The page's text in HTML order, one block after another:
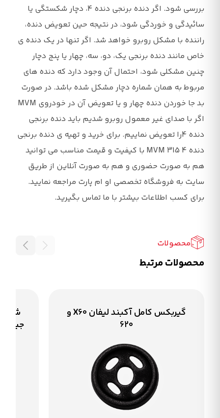
بررسی شود. اگر دنده برنجی دنده 4، دچار شکستگی یا
سائیدگی و خوردگی شود، در نتیجه حین تعویض دنده،
راننده با مشکل روبرو خواهد شد. اگر تنها در یک دنده ی
خاص مانند دنده برنجی یک، دو، سه، چهار یا پنج دچار
چنین مشکلی شود، احتمال آن وجود دارد که دنده های
مربوط به همان شماره دچار مشکل شده باشد. در صورت
بد جا خوردن دنده چهار و یا تعویض آن در خودروی MVM
اگر با صدای غیر معمول روبرو شدیم باید دنده برنجی
دنده 4را تعویض نماییم. برای خرید و تهیه ی دنده برنجی
دنده 4 MVM 315 با کیفیت و قیمت مناسب می توانید
هم به صورت حضوری و هم به صورت آنلاین از طریق
سایت به فروشگاه تخصصی او ام پارت مراجعه نمایید.
برای کسب اطلاعات بیشتر با ما تماس بگیرید.
محصولات
محصولات مرتبط
گیربکس کامل آکبند لیفان X60 و
620